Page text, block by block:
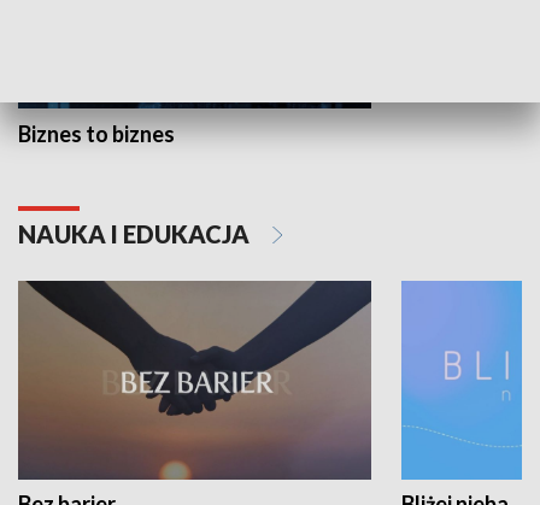
Biznes to biznes
NAUKA I EDUKACJA